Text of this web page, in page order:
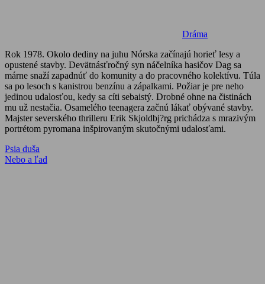
Dráma
Rok 1978. Okolo dediny na juhu Nórska začínajú horieť lesy a
opustené stavby. Devätnásťročný syn náčelníka hasičov Dag sa
márne snaží zapadnúť do komunity a do pracovného kolektívu. Túla
sa po lesoch s kanistrou benzínu a zápalkami. Požiar je pre neho
jedinou udalosťou, kedy sa cíti sebaistý. Drobné ohne na čistinách
mu už nestačia. Osamelého teenagera začnú lákať obývané stavby.
Majster severského thrilleru Erik Skjoldbj?rg prichádza s mrazivým
portrétom pyromana inšpirovaným skutočnými udalosťami.
Navigácia
v
Previous
Post:
Psia duša
Next
Nebo a ľad